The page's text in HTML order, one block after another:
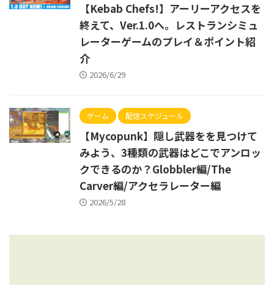
【Kebab Chefs!】アーリーアクセスを
終えて、Ver.1.0へ。レストランシミュ
レーターゲームのプレイ＆ポイント紹
介
2026/6/29
ゲーム 配信スケジュール
【Mycopunk】隠し武器をを見つけて
みよう、3種類の武器はどこでアンロッ
クできるのか？Globbler編/The
Carver編/アクセラレーター編
2026/5/28